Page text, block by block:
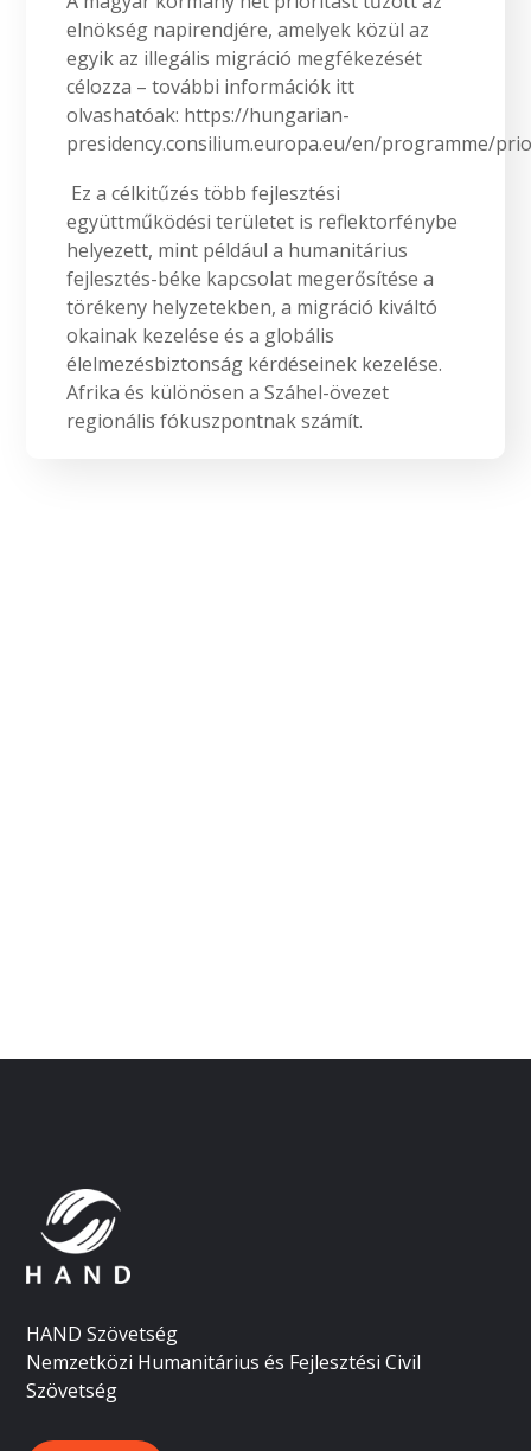
elnökség napirendjére, amelyek közül az
egyik az illegális migráció megfékezését
célozza – további információk itt
olvashatóak: https://hungarian-
presidency.consilium.europa.eu/en/programme/
Ez a célkitűzés több fejlesztési
együttműködési területet is reflektorfénybe
helyezett, mint például a humanitárius
fejlesztés-béke kapcsolat megerősítése a
törékeny helyzetekben, a migráció kiváltó
okainak kezelése és a globális
élelmezésbiztonság kérdéseinek kezelése.
Afrika és különösen a Száhel-övezet
regionális fókuszpontnak számít.
HAND Szövetség
Nemzetközi Humanitárius és Fejlesztési Civil
Szövetség